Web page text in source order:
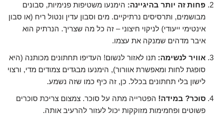
פחות זה יותר בהיגיינה: הימנעו משטיפות פנימיות, סבונים
מבושמים, ותרסיסים נרתיקיים. מים וסבון עדין ונטול ריח (או סבון
אינטימי ייעודי) לניקוי חיצוני – זה כל מה שצריך. הנרתיק הוא
איבר מדהים שמנקה את עצמו.
אוויר לנשימה: תנו לאזור לנשום! העדיפו תחתונים מכותנה (היא
סופגת לחות ומאפשרת אוורור), הימנעו מבגדים צמודים מדי, ורצוי
לישון בלי תחתונים בכלל. כן, זה כיף כמו שזה נשמע.
סוכר? במידה! הפטרייה מתה על סוכר. צמצום צריכת סוכרים
פשוטים ופחמימות מזוקקות יכול לעזור להרעיב אותה.